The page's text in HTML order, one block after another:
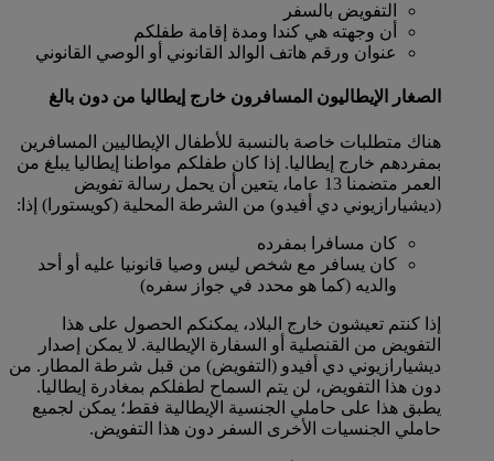
التفويض بالسفر
أن وجهته هي كندا ومدة إقامة طفلكم
عنوان ورقم هاتف الوالد القانوني أو الوصي القانوني
الصغار الإيطاليون المسافرون خارج إيطاليا من دون بالغ
هناك متطلبات خاصة بالنسبة للأطفال الإيطاليين المسافرين
بمفردهم خارج إيطاليا. إذا كان طفلكم مواطنا إيطاليا يبلغ من
العمر متضمنا 13 عاما، يتعين أن يحمل رسالة تفويض
(ديشيارازيوني دي أفيدو) من الشرطة المحلية (كويستورا) إذا:
كان مسافرا بمفرده
كان يسافر مع شخص ليس وصيا قانونيا عليه أو أحد
والديه (كما هو محدد في جواز سفره)
إذا كنتم تعيشون خارج البلاد، يمكنكم الحصول على هذا
التفويض من القنصلية أو السفارة الإيطالية. لا يمكن إصدار
ديشيارازيوني دي أفيدو (التفويض) من قبل شرطة المطار. من
دون هذا التفويض، لن يتم السماح لطفلكم بمغادرة إيطاليا.
يطبق هذا على حاملي الجنسية الإيطالية فقط؛ يمكن لجميع
حاملي الجنسيات الأخرى السفر دون هذا التفويض.